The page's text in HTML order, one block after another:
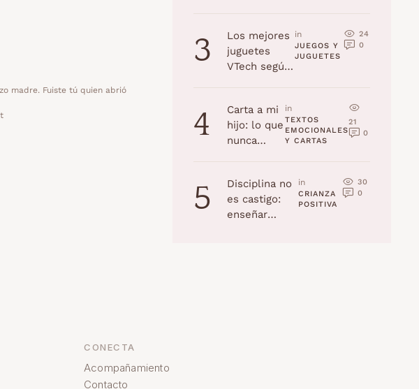
madre. Fuiste tú quien abrió
3
Los mejores
juguetes
VTech según
2025)
in
JUEGOS Y
JUGUETES
24
0
4
Carta a mi
hijo: lo que
nunca
jamás
olvidaré
in
TEXTOS
EMOCIONALES
Y CARTAS
21
0
5
Disciplina no
es castigo:
enseñar
in
CRIANZA
POSITIVA
30
0
CONECTA
Acompañamiento
Contacto